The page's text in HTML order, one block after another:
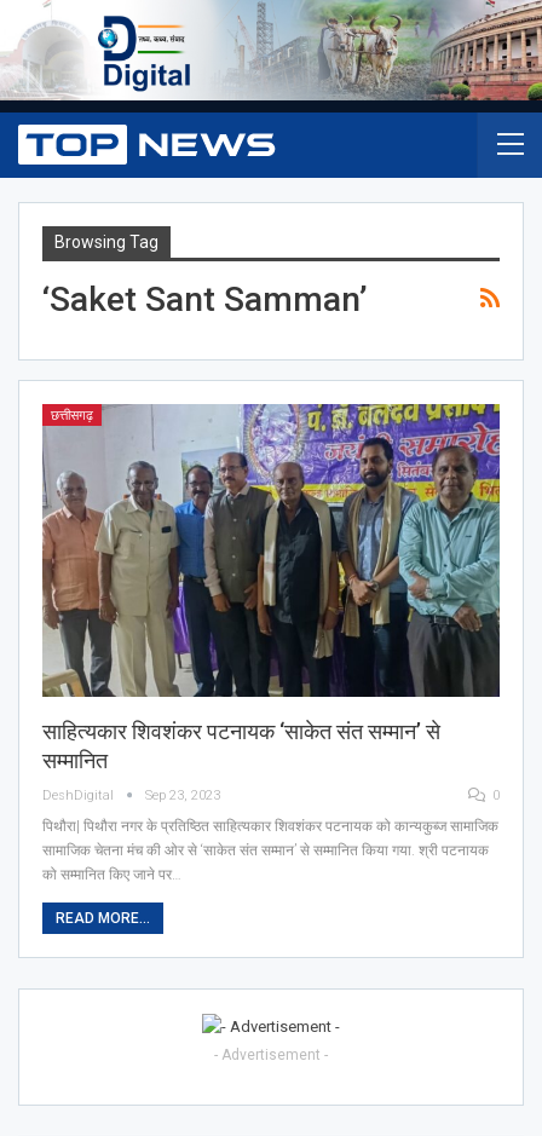
Browsing Tag
‘Saket Sant Samman’
छत्तीसगढ़
साहित्यकार शिवशंकर पटनायक ‘साकेत संत सम्मान’ से
सम्मानित
DeshDigital Sep 23, 2023 0
पिथौरा| पिथौरा नगर के प्रतिष्ठित साहित्यकार शिवशंकर पटनायक को कान्यकुब्ज सामाजिक
सामाजिक चेतना मंच की ओर से ‘साकेत संत सम्मान’ से सम्मानित किया गया. श्री पटनायक
को सम्मानित किए जाने पर…
READ MORE...
- Advertisement -